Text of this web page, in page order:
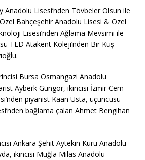
Anadolu Lisesi’nden Tövbeler Olsun ile
Bahçeşehir Anadolu Lisesi & Özel
Lisesi’nden Ağlama Mevsimi ile
TED Atakent Koleji’nden Bir Kuş
Bursa Osmangazi Anadolu
Ayberk Güngör, ikincisi İzmir Cem
piyanist Kaan Usta, üçüncüsü
bağlama çalan Ahmet Bengihan
Ankara Şehit Aytekin Kuru Anadolu
ikincisi Muğla Milas Anadolu